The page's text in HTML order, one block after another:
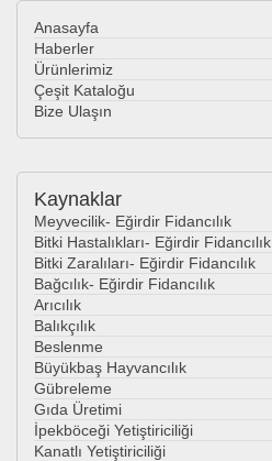
Anasayfa
Haberler
Ürünlerimiz
Çeşit Kataloğu
Bize Ulaşın
Kaynaklar
Meyvecilik- Eğirdir Fidancılık
Bitki Hastalıkları- Eğirdir Fidancılık
Bitki Zaralıları- Eğirdir Fidancılık
Bağcılık- Eğirdir Fidancılık
Arıcılık
Balıkçılık
Beslenme
Büyükbaş Hayvancılık
Gübreleme
Gıda Üretimi
İpekböceği Yetiştiriciliği
Kanatlı Yetiştiriciliği